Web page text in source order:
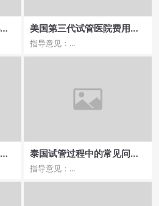
美国第三代试管医院费用构
成分析
指导意见：...
泰国试管过程中的常见问
题，怎样提前做好准备
指导意见：...